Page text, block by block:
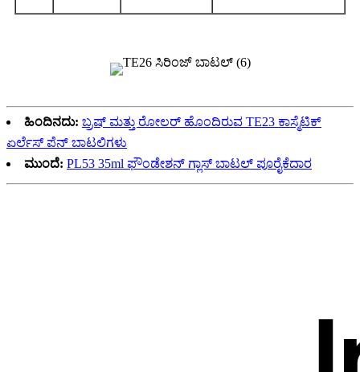
ಹಿಂದಿನದು: ಬ್ರಷ್ ಮತ್ತು ರೋಲರ್ ಹೊಂದಿರುವ TE23 ಕಾಸ್ಮೆಟಿಕ್
ಏರ್ಲೆಸ್ ಪೆನ್ ಬಾಟಲಿಗಳು
ಮುಂದೆ: PL53 35ml ಫೌಂಡೇಶನ್ ಗ್ಲಾಸ್ ಬಾಟಲ್ ಪೂರೈಕೆದಾರ